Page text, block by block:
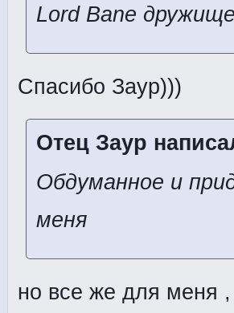
Lord Bane
Спасибо Заур)))
Отец Заур
Обдуманное и
меня
но все же для меня